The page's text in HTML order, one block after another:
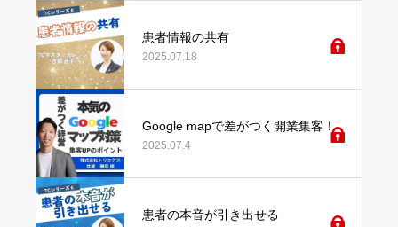
患者情報の共有
2025.07.18
Google mapで差がつく開業集客！
2025.07.4
患者の本音が引き出せる